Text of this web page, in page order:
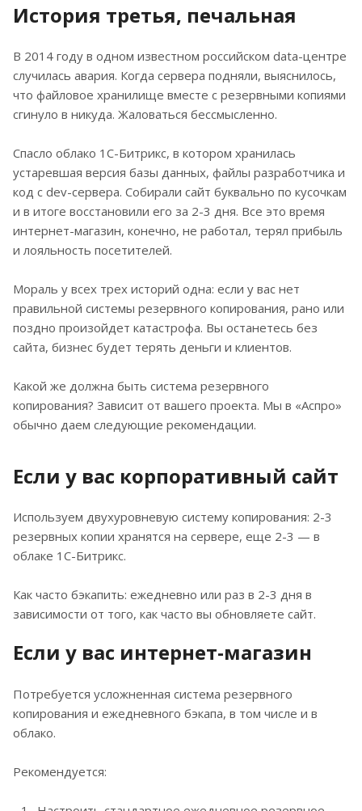
История третья, печальная
В 2014 году в одном известном российском data-центре
случилась авария. Когда сервера подняли, выяснилось,
что файловое хранилище вместе с резервными копиями
сгинуло в никуда. Жаловаться бессмысленно.
Спасло облако 1С-Битрикс, в котором хранилась
устаревшая версия базы данных, файлы разработчика и
код с dev-сервера. Собирали сайт буквально по кусочкам
и в итоге восстановили его за 2-3 дня. Все это время
интернет-магазин, конечно, не работал, терял прибыль
и лояльность посетителей.
Мораль у всех трех историй одна: если у вас нет
правильной системы резервного копирования, рано или
поздно произойдет катастрофа. Вы останетесь без
сайта, бизнес будет терять деньги и клиентов.
Какой же должна быть система резервного
копирования? Зависит от вашего проекта. Мы в «Аспро»
обычно даем следующие рекомендации.
Если у вас корпоративный сайт
Используем двухуровневую систему копирования: 2-3
резервных копии хранятся на сервере, еще 2-3 — в
облаке 1С-Битрикс.
Как часто бэкапить: ежедневно или раз в 2-3 дня в
зависимости от того, как часто вы обновляете сайт.
Если у вас интернет-магазин
Потребуется усложненная система резервного
копирования и ежедневного бэкапа, в том числе и в
облако.
Рекомендуется: